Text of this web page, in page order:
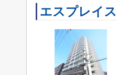
エスプレイ